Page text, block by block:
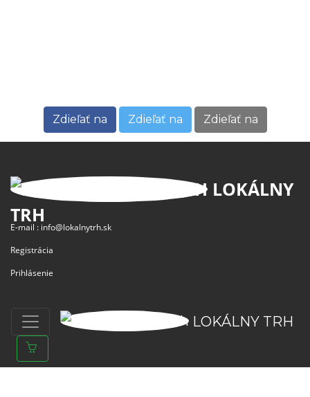
LOKÁLNY TRH
Zdieľať na Zdieľať na Zdieľať na
LOKÁLNY
TRH
E-mail : info@lokalnytrh.sk
Registrácia
Prihlásenie
ZÁKLADNÉ ODKAZY